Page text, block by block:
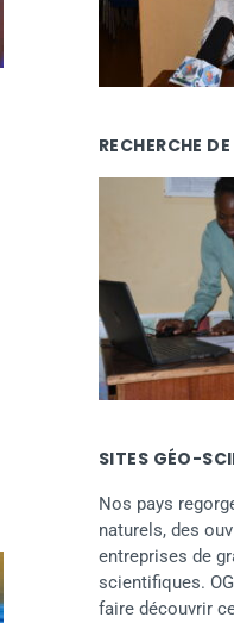
RECHERCHE
SITES GÉO-
Nos pays
naturels, des
entreprises de
scientifiques.
faire découvrir